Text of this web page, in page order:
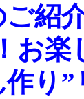
紹
お楽
り